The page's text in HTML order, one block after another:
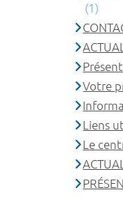
(1)
Votre
Liens
Le